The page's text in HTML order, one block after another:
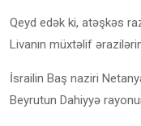
Qeyd edək ki, atəşkəs
Livanın müxtəlif
İsrailin Baş naziri
Beyrutun Dahiyyə